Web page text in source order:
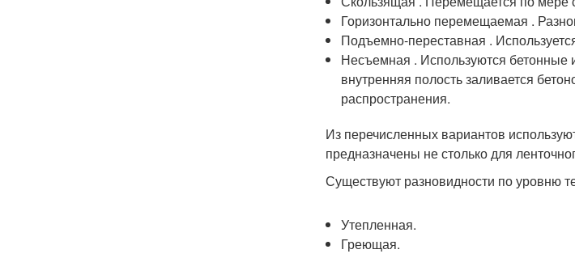
Горизонтально перемещаемая .
Подъемно-переставная .
Несъемная . Используются бетонные
внутренняя полость заливается
распространения.
Из перечисленных вариантов
предназначены не столько для
Существуют разновидности по уровню
Утепленная.
Греющая.